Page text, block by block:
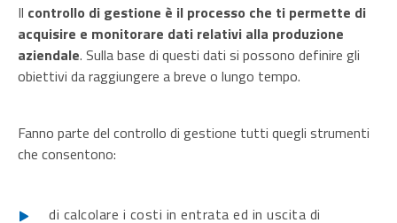
Il controllo di gestione è il processo che ti permette di
acquisire e monitorare dati relativi alla produzione
aziendale. Sulla base di questi dati si possono definire gli
obiettivi da raggiungere a breve o lungo tempo.
Fanno parte del controllo di gestione tutti quegli strumenti
che consentono:
di calcolare i costi in entrata ed in uscita di